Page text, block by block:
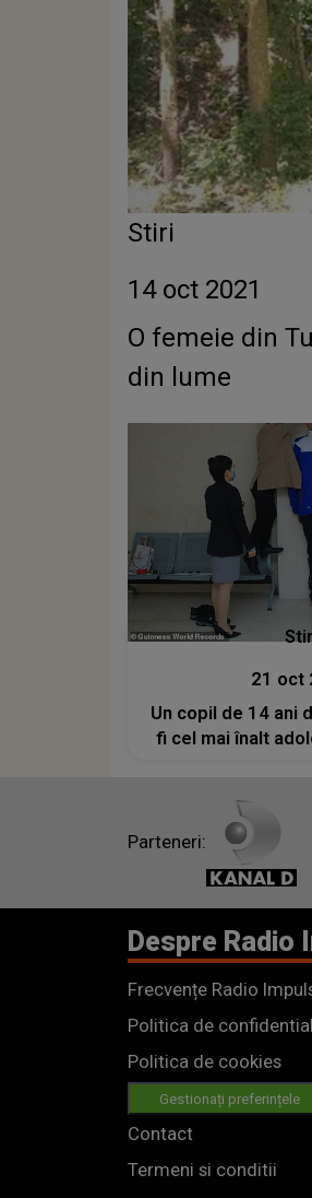
Stiri
14 oct 2021
O femeie din
din lume
21 oct
Un copil de 14 ani
fi cel mai înalt
Parteneri:
Despre Radio
Frecvențe Radio
Politica de
Politica de cookies
Gestionați preferințele
Contact
Termeni si conditii